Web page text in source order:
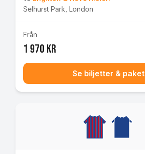
Selhurst Park London
Från
1 970 kr
Se biljetter & paket